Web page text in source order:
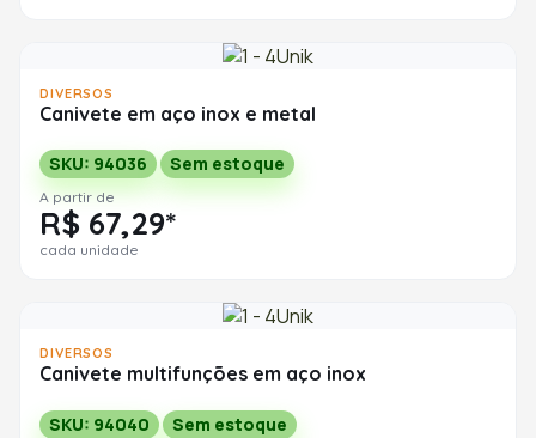
DIVERSOS
Canivete em aço inox e metal
SKU: 94036 Sem estoque
A partir de
R$ 67,29*
cada unidade
DIVERSOS
Canivete multifunções em aço inox
SKU: 94040 Sem estoque